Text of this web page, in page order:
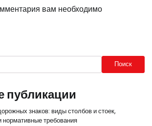
вам необходимо
Поиск
публикации
знаков: виды столбов и стоек,
нормативные требования